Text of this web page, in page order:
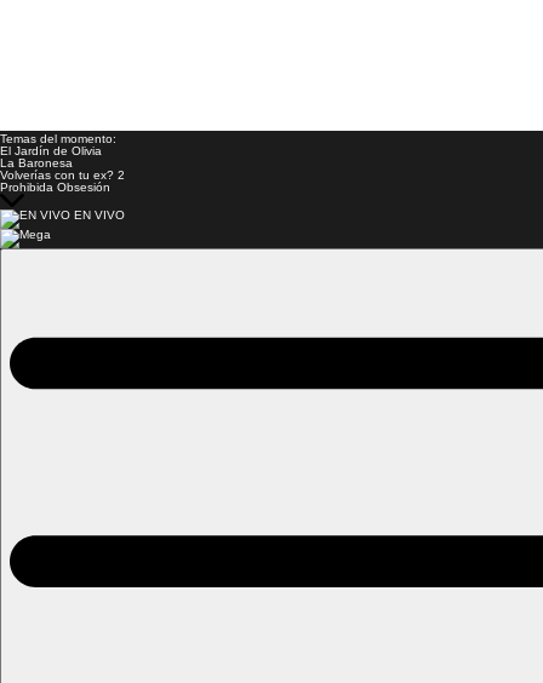
Temas del momento:
El Jardín de Olivia
La Baronesa
Volverías con tu ex? 2
Prohibida Obsesión
EN VIVO